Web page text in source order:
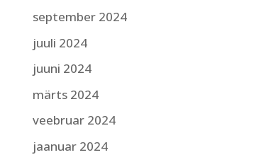
september 2024
juuli 2024
juuni 2024
märts 2024
veebruar 2024
jaanuar 2024